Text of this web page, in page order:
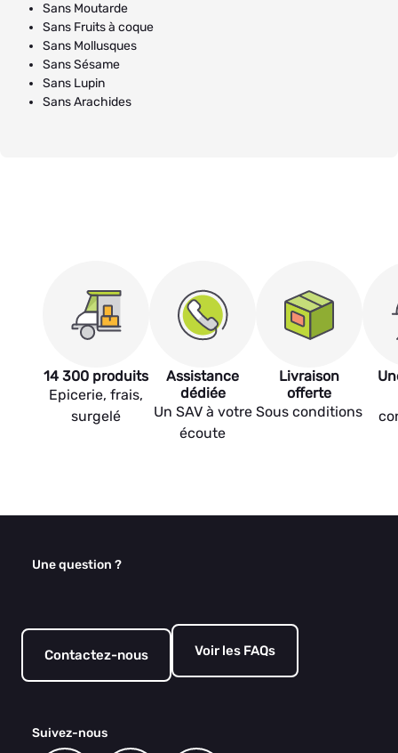
Sans Moutarde
Sans Fruits à coque
Sans Mollusques
Sans Sésame
Sans Lupin
Sans Arachides
14 300 produits
Epicerie, frais,
surgelé
Assistance
dédiée
Un SAV à votre
écoute
Livraison
offerte
Sous conditions
Une question ?
Contactez-nous Voir les FAQs
Suivez-nous